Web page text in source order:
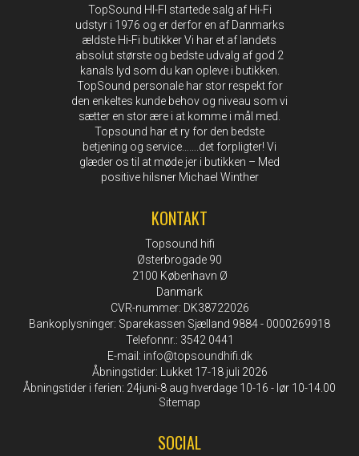
TopSound HI-FI startede salg af Hi-Fi
udstyr i 1976 og er derfor en af Danmarks
ældste Hi-Fi butikker Vi har et af landets
absolut største og bedste udvalg af god 2
kanals lyd som du kan opleve i butikken.
TopSound personale har stor respekt for
den enkeltes kunde behov og niveau som vi
sætter en stor ære i at komme i mål med.
Topsound har et ry for den bedste
betjening og service…….det forpligter! Vi
glæder os til at møde jer i butikken – Med
positive hilsner Michael Winther
KONTAKT
Topsound hifi
Østerbrogade 90
2100 København Ø
Danmark
CVR-nummer: DK38722026
Bankoplysninger: Sparekassen Sjælland 9884 - 0000269918
Telefonnr.: 3542 0441
E-mail : info@topsoundhifi.dk
Åbningstider: Lukket 17-18 juli 2026
Åbningstider i ferien: 24juni-8 aug hverdage 10-16 - lør 10-14.00
Sitemap
SOCIAL